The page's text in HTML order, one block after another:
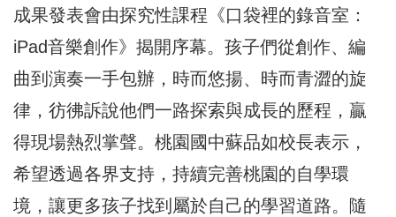
成果發表會由探究性課程《口袋裡的錄音室：
iPad音樂創作》揭開序幕。孩子們從創作、編
曲到演奏一手包辦，時而悠揚、時而青澀的旋
律，彷彿訴說他們一路探索與成長的歷程，贏
得現場熱烈掌聲。桃園國中蘇品如校長表示，
希望透過各界支持，持續完善桃園的自學環
境，讓更多孩子找到屬於自己的學習道路。隨